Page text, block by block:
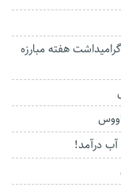
هفته مبارزه
درآمد!